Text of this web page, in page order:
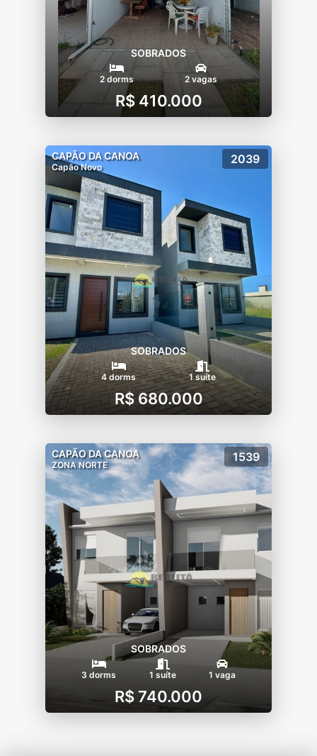
SOBRADOS
2 dorms 2 vagas
R$ 410.000
CAPÃO DA CANOA
Capão Novo
2039
SOBRADOS
4 dorms 1 suíte
R$ 680.000
CAPÃO DA CANOA
ZONA NORTE
1539
SOBRADOS
3 dorms 1 suíte 1 vaga
R$ 740.000